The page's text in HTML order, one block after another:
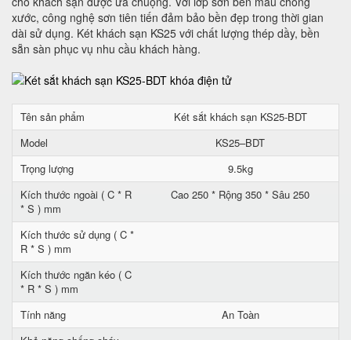
xước, công nghệ sơn tiên tiến đảm bảo bền đẹp trong thời gian
dài sử dụng. Két khách sạn KS25 với chất lượng thép dầy, bền
sẵn sàn phục vụ nhu cầu khách hàng.
Tên sản phẩm
Két sắt khách sạn KS25-BDT
Model
KS25–BDT
Trọng lượng
9.5kg
Kích thước ngoài ( C * R
* S ) mm
Cao 250 * Rộng 350 * Sâu 250
Kích thước sử dụng ( C *
R * S ) mm
Kích thước ngăn kéo ( C
* R * S ) mm
Tính năng
An Toàn